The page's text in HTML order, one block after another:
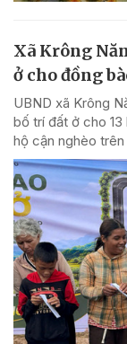
Xã Krông
ở cho đồng
UBND xã Krông
bố trí đất ở cho
hộ cận nghèo